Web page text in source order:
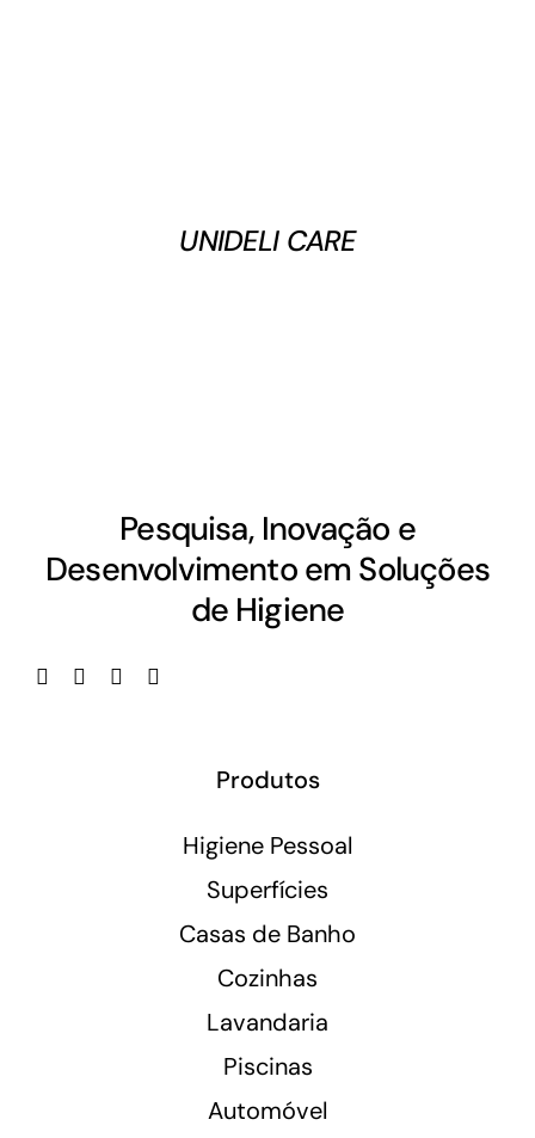
UNIDELI CARE
Pesquisa, Inovação e
Desenvolvimento em Soluções
de Higiene
Produtos
Higiene Pessoal
Superfícies
Casas de Banho
Cozinhas
Lavandaria
Piscinas
Automóvel